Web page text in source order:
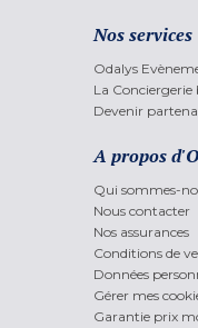
Nos services
Odalys
La Conciergerie
Devenir
A propos
Qui sommes-
Nous contacter
Nos assurances
Conditions de
Données
Gérer mes
Garantie prix